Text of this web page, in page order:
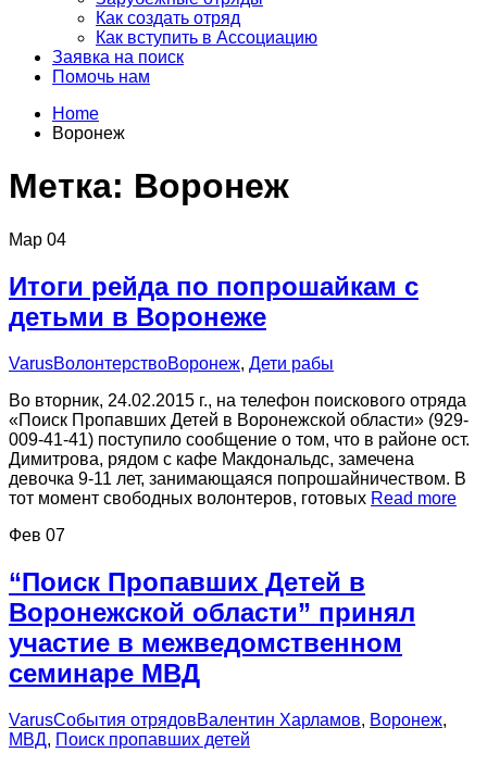
Как создать отряд
Как вступить в Ассоциацию
Заявка на поиск
Помочь нам
Home
Воронеж
Метка: Воронеж
Мар 04
Итоги рейда по попрошайкам с
детьми в Воронеже
VarusВолонтерствоВоронеж, Дети рабы
Во вторник, 24.02.2015 г., на телефон поискового отряда
«Поиск Пропавших Детей в Воронежской области» (929-
009-41-41) поступило сообщение о том, что в районе ост.
Димитрова, рядом с кафе Макдональдс, замечена
девочка 9-11 лет, занимающаяся попрошайничеством. В
тот момент свободных волонтеров, готовых Read more
Фев 07
“Поиск Пропавших Детей в
Воронежской области” принял
участие в межведомственном
семинаре МВД
VarusСобытия отрядовВалентин Харламов, Воронеж,
МВД, Поиск пропавших детей